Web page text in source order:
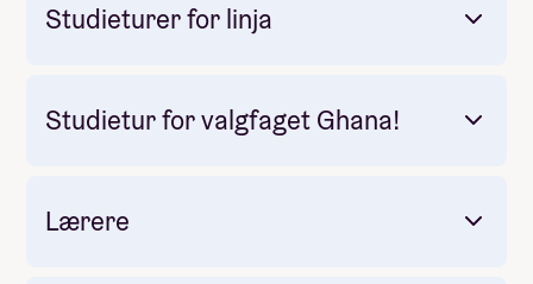
Studieturer for linja
Obligatorisk: Ja
Studietur for valgfaget Ghana!
Lærere